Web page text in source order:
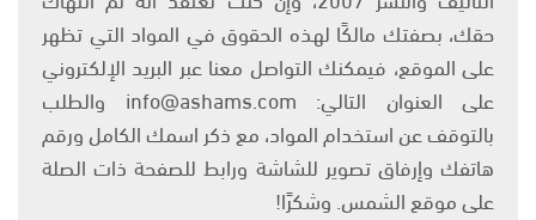
حقك، بصفتك مالكًا لهذه الحقوق في المواد التي تظهر
على الموقع، فيمكنك التواصل معنا عبر البريد الإلكتروني
على العنوان التالي: info@ashams.com والطلب
بالتوقف عن استخدام المواد، مع ذكر اسمك الكامل ورقم
هاتفك وإرفاق تصوير للشاشة ورابط للصفحة ذات الصلة
على موقع الشمس. وشكرًا!